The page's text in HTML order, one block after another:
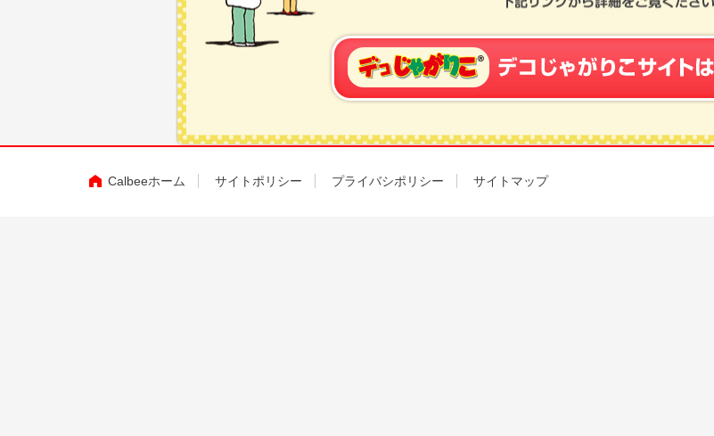
Calbeeホーム サイトポリシー プライバシポリシー サイトマップ